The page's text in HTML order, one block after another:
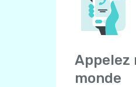
Appelez
monde